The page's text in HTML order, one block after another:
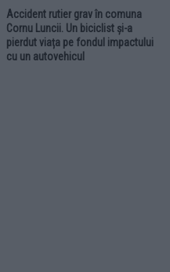
Accident rutier grav în comuna
Cornu Luncii. Un biciclist și-a
pierdut viața pe fondul impactului
cu un autovehicul